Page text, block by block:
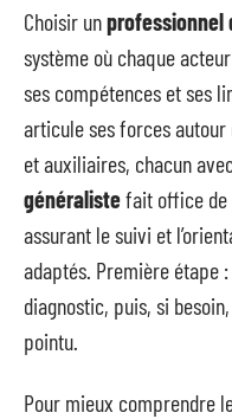
Choisir unprofessionnel
système où chaque
ses compétences et ses
articule ses forces autour
et auxiliaires, chacun
généralistefait office de
assurant le suivi et
adaptés. Première étape
diagnostic, puis, si
pointu.
Pour mieux comprendre